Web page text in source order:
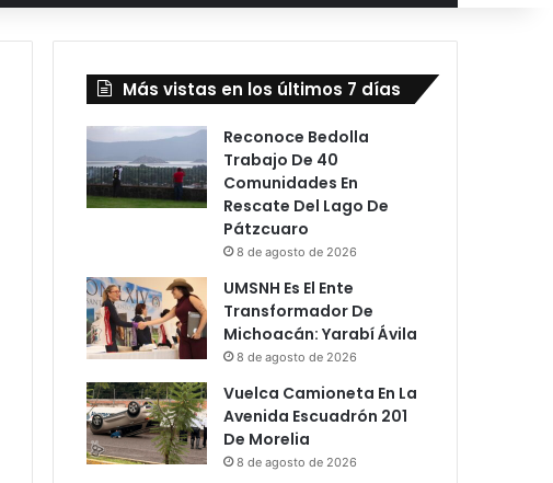
por
Más vistas en los últimos 7 días
Reconoce Bedolla
Trabajo De 40
Comunidades En
Rescate Del Lago De
Pátzcuaro
8 de agosto de 2026
UMSNH Es El Ente
Transformador De
Michoacán: Yarabí Ávila
8 de agosto de 2026
Vuelca Camioneta En La
Avenida Escuadrón 201
De Morelia
8 de agosto de 2026